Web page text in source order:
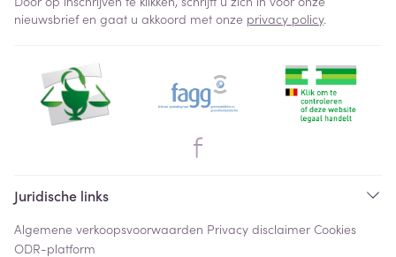
nieuwsbrief en gaat u akkoord met onze privacy policy.
Juridische links
Algemene verkoopsvoorwaarden Privacy disclaimer Cookies
ODR-platform